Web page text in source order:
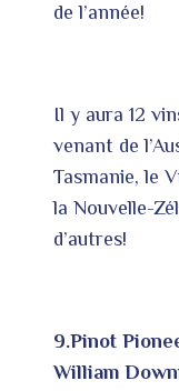
de l’année!
Il y aura 12
venant de
Tasmanie, le
la Nouvelle-
d’autres!
9.Pinot
William